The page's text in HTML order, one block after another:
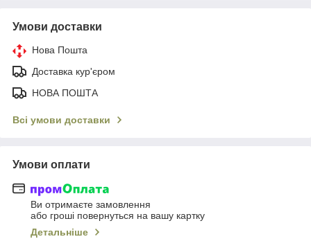
Умови доставки
Нова Пошта
Доставка кур'єром
НОВА ПОШТА
Всі умови доставки
Умови оплати
Ви отримаєте замовлення
або гроші повернуться на вашу картку
Детальніше